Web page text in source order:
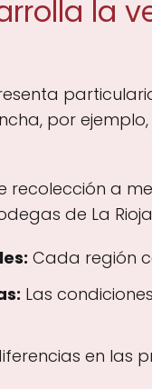
la
por
recolección a
de La
Cada región
Las
en las